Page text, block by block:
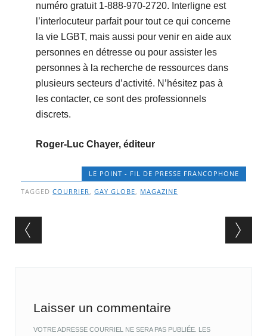
numéro gratuit 1-888-970-2720. Interligne est
l’interlocuteur parfait pour tout ce qui concerne
la vie LGBT, mais aussi pour venir en aide aux
personnes en détresse ou pour assister les
personnes à la recherche de ressources dans
plusieurs secteurs d’activité. N’hésitez pas à
les contacter, ce sont des professionnels
discrets.
Roger-Luc Chayer, éditeur
LE POINT - FIL DE PRESSE FRANCOPHONE
TAGGEDCOURRIER,GAY GLOBE, MAGAZINE
Post navigation
Laisser un commentaire
VOTRE ADRESSE COURRIEL NE SERA PAS PUBLIÉE. LES